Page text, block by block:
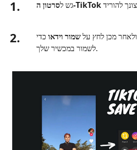
1. גש לסרטון ה‑TikTok
2. ולאחר מכן לחץ עלשמור וידאו כדי
לשמור במכשיר שלך.